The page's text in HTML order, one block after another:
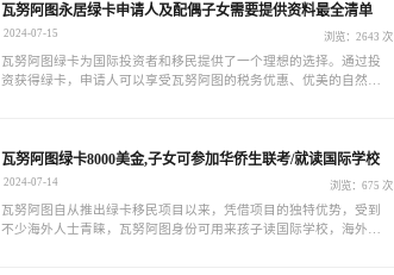
瓦努阿图永居绿卡申请人及配偶子女需要提供资料最全清单
2024-07-15 浏览：2643 次
瓦努阿图绿卡为国际投资者和移民提供了一个理想的选择。通过投
资获得绿卡，申请人可以享受瓦努阿图的税务优惠、优美的自然环
瓦努阿图绿卡8000美金,子女可参加华侨生联考/就读国际学校
2024-07-14 浏览：675 次
瓦努阿图自从推出绿卡移民项目以来，凭借项目的独特优势，受到
不少海外人士青睐，瓦努阿图身份可用来孩子读国际学校，海外资